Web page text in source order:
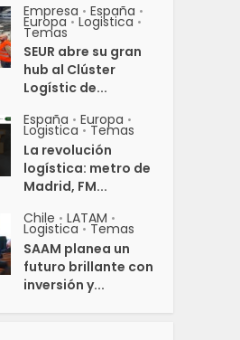
Empresa • España •
Europa • Logistica •
Temas
SEUR abre su gran
hub al Clúster
Logístic de...
España • Europa •
Logistica • Temas
La revolución
logística: metro de
Madrid, FM...
Chile • LATAM •
Logistica • Temas
SAAM planea un
futuro brillante con
inversión y...